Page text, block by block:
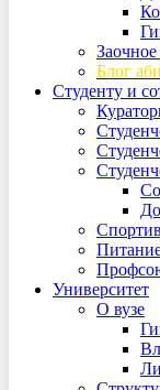
Блог
Студенту и
Университет
О вузе